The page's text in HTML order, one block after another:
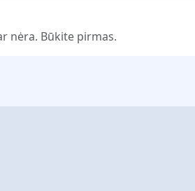
nėra. Būkite pirmas.